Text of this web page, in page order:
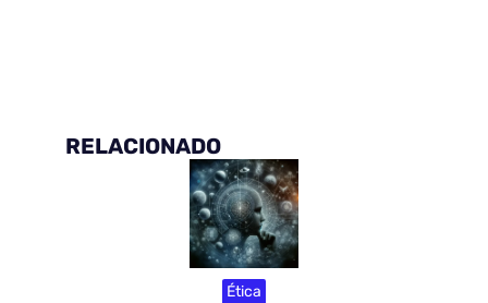
RELACIONADO
Ética